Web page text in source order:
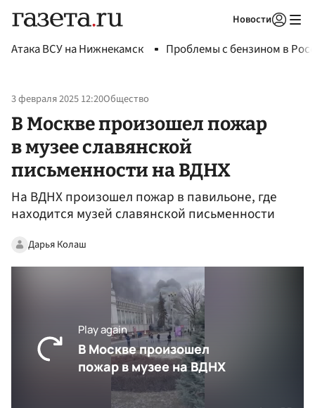
Новости
Атака ВСУ на Нижнекамск Проблемы с бензином в
3 февраля 2025 12:20Общество
В Москве произошел пожар
в музее славянской
письменности на ВДНХ
На ВДНХ произошел пожар в павильоне, где
находится музей славянской письменности
Дарья Колаш